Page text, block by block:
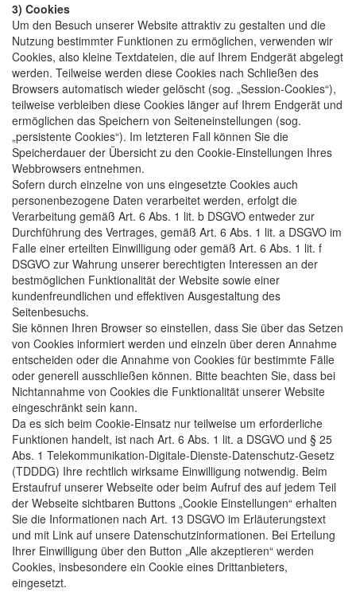
3) Cookies
Um den Besuch unserer Website attraktiv zu gestalten und die
Nutzung bestimmter Funktionen zu ermöglichen, verwenden wir
Cookies, also kleine Textdateien, die auf Ihrem Endgerät abgelegt
werden. Teilweise werden diese Cookies nach Schließen des
Browsers automatisch wieder gelöscht (sog. „Session-Cookies“),
teilweise verbleiben diese Cookies länger auf Ihrem Endgerät und
ermöglichen das Speichern von Seiteneinstellungen (sog.
„persistente Cookies“). Im letzteren Fall können Sie die
Speicherdauer der Übersicht zu den Cookie-Einstellungen Ihres
Webbrowsers entnehmen.
Sofern durch einzelne von uns eingesetzte Cookies auch
personenbezogene Daten verarbeitet werden, erfolgt die
Verarbeitung gemäß Art. 6 Abs. 1 lit. b DSGVO entweder zur
Durchführung des Vertrages, gemäß Art. 6 Abs. 1 lit. a DSGVO im
Falle einer erteilten Einwilligung oder gemäß Art. 6 Abs. 1 lit. f
DSGVO zur Wahrung unserer berechtigten Interessen an der
bestmöglichen Funktionalität der Website sowie einer
kundenfreundlichen und effektiven Ausgestaltung des
Seitenbesuchs.
Sie können Ihren Browser so einstellen, dass Sie über das Setzen
von Cookies informiert werden und einzeln über deren Annahme
entscheiden oder die Annahme von Cookies für bestimmte Fälle
oder generell ausschließen können. Bitte beachten Sie, dass bei
Nichtannahme von Cookies die Funktionalität unserer Website
eingeschränkt sein kann.
Da es sich beim Cookie-Einsatz nur teilweise um erforderliche
Funktionen handelt, ist nach Art. 6 Abs. 1 lit. a DSGVO und § 25
Abs. 1 Telekommunikation-Digitale-Dienste-Datenschutz-Gesetz
(TDDDG) Ihre rechtlich wirksame Einwilligung notwendig. Beim
Erstaufruf unserer Webseite oder beim Aufruf des auf jedem Teil
der Webseite sichtbaren Buttons „Cookie Einstellungen“ erhalten
Sie die Informationen nach Art. 13 DSGVO im Erläuterungstext
und mit Link auf unsere Datenschutzinformationen. Bei Erteilung
Ihrer Einwilligung über den Button „Alle akzeptieren“ werden
Cookies, insbesondere ein Cookie eines Drittanbieters,
eingesetzt.